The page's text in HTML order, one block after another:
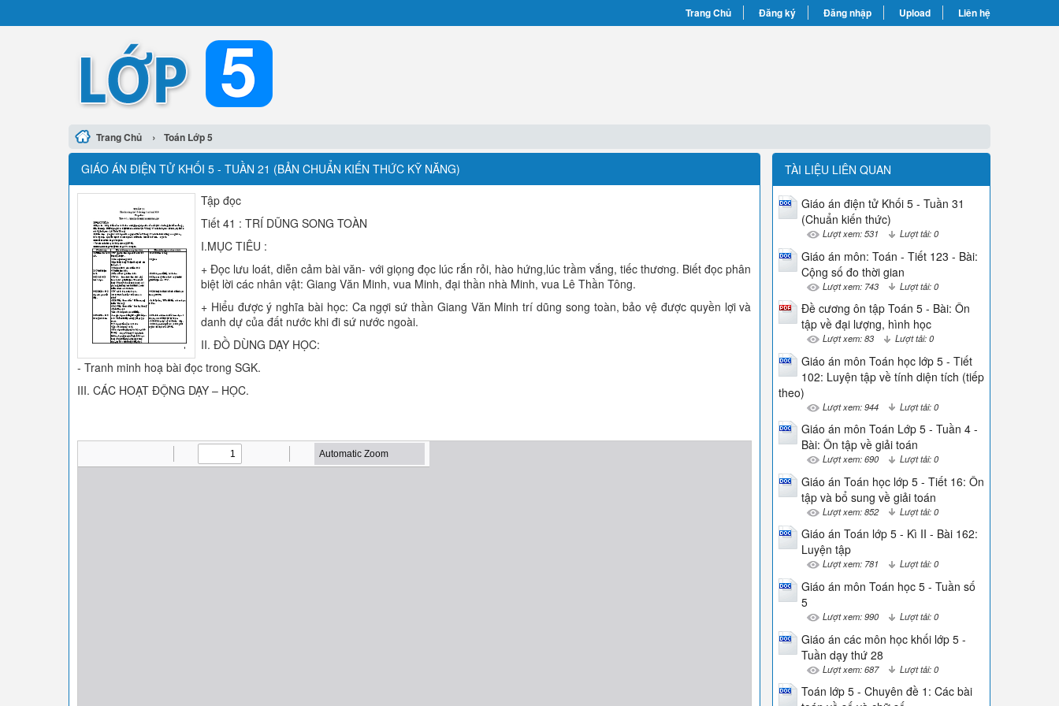
Trang Chủ Đăng ký Đăng nhập Upload Liên hệ
Trang Chủ › Toán Lớp 5
GIÁO ÁN ĐIỆN TỬ KHỐI 5 - TUẦN 21 (BẢN CHUẨN KIẾN THỨC KỸ NĂNG)
Tập đọc
Tiết 41 : TRÍ DŨNG SONG TOÀN
I.MỤC TIÊU :
+ Đọc lưu loát, diễn cảm bài văn- với giọng đọc lúc rắn rỏi, hào hứng,lúc trầm vắng, tiếc thương. Biết đọc phân
biệt lời các nhân vật: Giang Văn Minh, vua Minh, đại thần nhà Minh, vua Lê Thần Tông.
+ Hiểu được ý nghĩa bài học: Ca ngợi sứ thần Giang Văn Minh trí dũng song toàn, bảo vệ được quyền lợi và
danh dự của đất nước khi đi sứ nước ngoài.
II. ĐỒ DÙNG DẠY HỌC:
- Tranh minh hoạ bài đọc trong SGK.
III. CÁC HOẠT ĐỘNG DẠY – HỌC.
TÀI LIỆU LIÊN QUAN
Giáo án điện tử Khối 5 - Tuần 31
(Chuẩn kiến thức)
Lượt xem: 531 Lượt tải: 0
Giáo án môn: Toán - Tiết 123 - Bài:
Cộng số đo thời gian
Lượt xem: 743 Lượt tải: 0
Đề cương ôn tập Toán 5 - Bài: Ôn
tập về đại lượng, hình học
Lượt xem: 83 Lượt tải: 0
Giáo án môn Toán học lớp 5 - Tiết
102: Luyện tập về tính diện tích (tiếp
theo)
Lượt xem: 944 Lượt tải: 0
Giáo án môn Toán Lớp 5 - Tuần 4 -
Bài: Ôn tập về giải toán
Lượt xem: 690 Lượt tải: 0
Giáo án Toán học lớp 5 - Tiết 16: Ôn
tập và bổ sung về giải toán
Lượt xem: 852 Lượt tải: 0
Giáo án Toán lớp 5 - Kì II - Bài 162:
Luyện tập
Lượt xem: 781 Lượt tải: 0
Giáo án môn Toán học 5 - Tuần số
5
Lượt xem: 990 Lượt tải: 0
Giáo án các môn học khối lớp 5 -
Tuần dạy thứ 28
Lượt xem: 687 Lượt tải: 0
Toán lớp 5 - Chuyên đề 1: Các bài